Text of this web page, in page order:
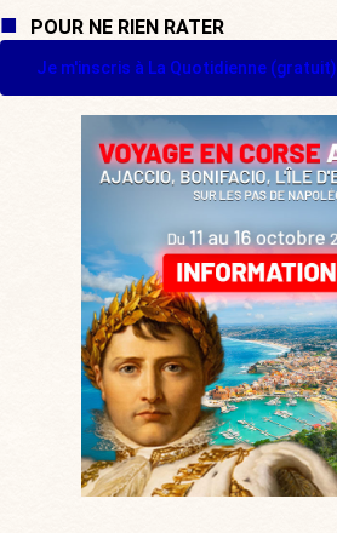
POUR NE RIEN RATER
Je m'inscris à La Quotidienne (gratuit)